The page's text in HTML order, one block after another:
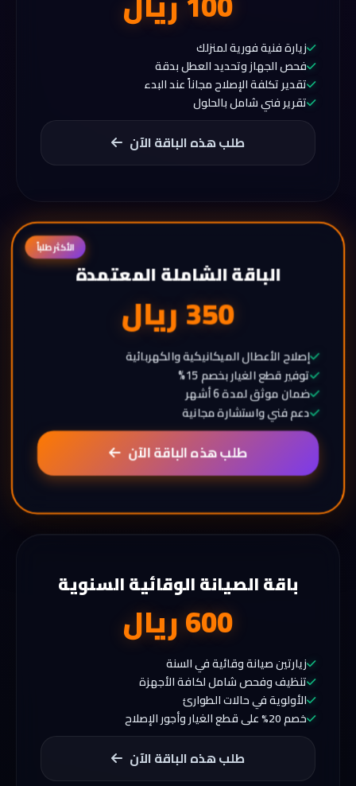
زيارة فنية فورية لمنزلك
فحص الجهاز وتحديد العطل بدقة
تقدير تكلفة الإصلاح مجاناً عند البدء
تقرير فني شامل بالحلول
طلب هذه الباقة الآن
الباقة الشاملة المعتمدة
350 ريال
إصلاح الأعطال الميكانيكية والكهربائية
توفير قطع الغيار بخصم 15%
ضمان موثق لمدة 6 أشهر
دعم فني واستشارة مجانية
طلب هذه الباقة الآن
باقة الصيانة الوقائية السنوية
600 ريال
زيارتين صيانة وقائية في السنة
تنظيف وفحص شامل لكافة الأجهزة
الأولوية في حالات الطوارئ
خصم 20% على قطع الغيار وأجور الإصلاح
طلب هذه الباقة الآن